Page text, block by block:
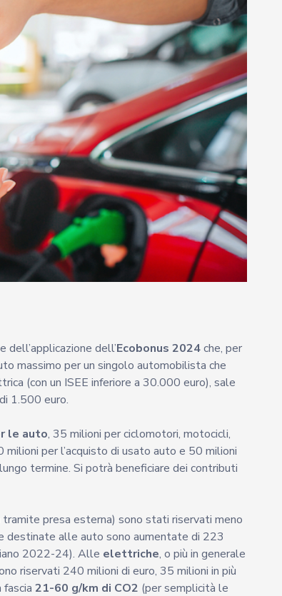
dell’Ecobonus 2024che, per
massimo per un singolo automobilista che
(con un ISEE inferiore a 30.000 euro), sale
1.500 euro.
le auto, 35 milioni per ciclomotori, motocicli,
per l’acquisto di usato auto e 50 milioni
termine. Si potrà beneficiare dei contributi
presa esterna) sono stati riservati meno
destinate alle auto sono aumentate di 223
2022-24). Alle elettriche, o più in generale
riservati 240 milioni di euro, 35 milioni in più
21-60 g/km di CO2 (per semplicità le